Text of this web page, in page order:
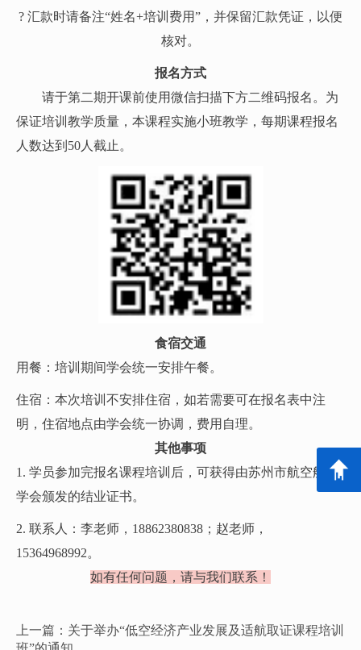
? 汇款时请备注“姓名+培训费用”，并保留汇款凭证，以便
核对。
报名方式
请于第二期开课前使用微信扫描下方二维码报名。为
保证培训教学质量，本课程实施小班教学，每期课程报名
人数达到50人截止。
食宿交通
用餐：培训期间学会统一安排午餐。
住宿：本次培训不安排住宿，如若需要可在报名表中注
明，住宿地点由学会统一协调，费用自理。
其他事项
1. 学员参加完报名课程培训后，可获得由苏州市航空航天
学会颁发的结业证书。
2. 联系人：李老师，18862380838；赵老师，
15364968992。
如有任何问题，请与我们联系！
上一篇：关于举办“低空经济产业发展及适航取证课程培训